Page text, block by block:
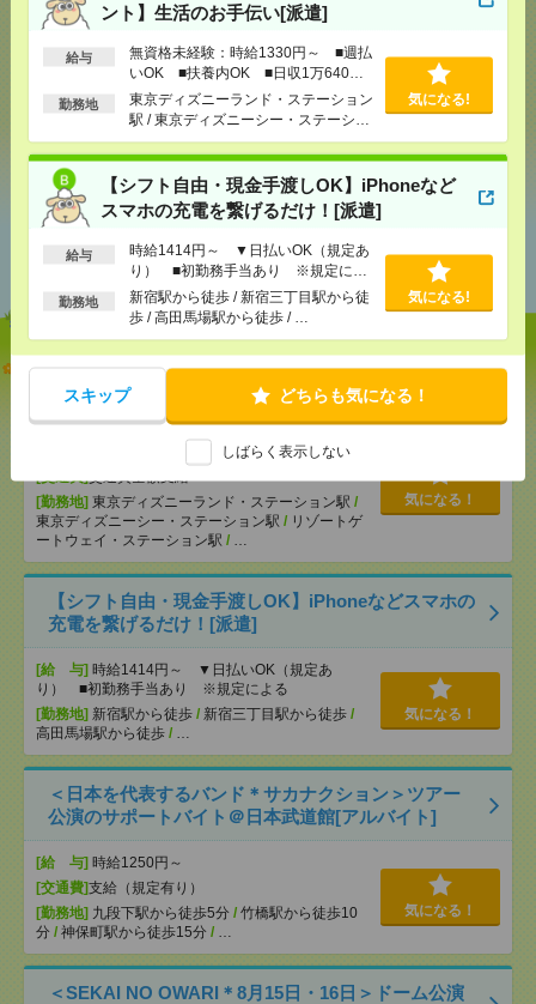
ント】生活のお手伝い[派遣]
給与
無資格未経験：時給1330円～ ■週払
いOK ■扶養内OK ■日収1万640円
以上
勤務地
東京ディズニーランド・ステーション
駅 / 東京ディズニーシー・ステーショ
ン駅 / リゾートゲートウェイ・ステー
ション駅 / …
気になる!
【シフト自由・現金手渡しOK】iPhoneなど
スマホの充電を繋げるだけ！[派遣]
給与
時給1414円～ ▼日払いOK（規定あ
り） ■初勤務手当あり ※規定によ
る
勤務地
新宿駅から徒歩 / 新宿三丁目駅から徒
歩 / 高田馬場駅から徒歩 / …
気になる!
スキップ どちらも気になる！
しばらく表示しない
気になる！
シェア ツイート ブックマーク
おすすめ
説明会参加で全員に【現金2千円相当プレゼント】生
活のお手伝い[派遣]
OK ■扶養内OK ■日収1万640円以上
[交通費]交通費全額支給
[勤務地] 東京ディズニーランド・ステーション駅 /
東京ディズニーシー・ステーション駅 / リゾートゲ
ートウェイ・ステーション駅 / …
気になる！
【シフト自由・現金手渡しOK】iPhoneなどスマホの
充電を繋げるだけ！[派遣]
[給 与] 時給1414円～ ▼日払いOK（規定あ
り） ■初勤務手当あり ※規定による
[勤務地] 新宿駅から徒歩 / 新宿三丁目駅から徒歩 /
高田馬場駅から徒歩 / …
気になる！
＜日本を代表するバンド＊サカナクション＞ツアー
公演のサポートバイト＠日本武道館[アルバイト]
[給 与] 時給1250円～
[交通費]支給（規定有り）
[勤務地] 九段下駅から徒歩5分 / 竹橋駅から徒歩10
分 / 神保町駅から徒歩15分 / …
気になる！
＜SEKAI NO OWARI＊8月15日・16日＞ドーム公演